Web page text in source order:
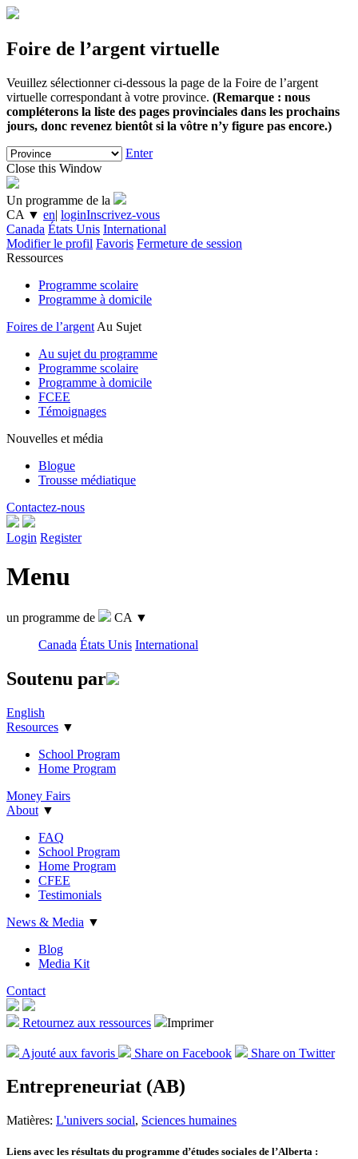
Foire de l’argent virtuelle
Veuillez sélectionner ci-dessous la page de la Foire de l’argent
virtuelle correspondant à votre province. (Remarque : nous
compléterons la liste des pages provinciales dans les prochains
jours, donc revenez bientôt si la vôtre n’y figure pas encore.)
Enter
Close this Window
Un programme de la
CA ▼ en| loginInscrivez-vous
Canada États Unis International
Modifier le profil Favoris Fermeture de session
Ressources
Programme scolaire
Programme à domicile
Foires de l’argent Au Sujet
Au sujet du programme
Programme scolaire
Programme à domicile
FCEE
Témoignages
Nouvelles et média
Blogue
Trousse médiatique
Contactez-nous
Login Register
Menu
un programme de CA ▼
Canada États Unis International
Soutenu par
English
Resources ▼
School Program
Home Program
Money Fairs
About ▼
FAQ
School Program
Home Program
CFEE
Testimonials
News & Media ▼
Blog
Media Kit
Contact
Retournez aux ressources Imprimer
Ajouté aux favoris Share on Facebook Share on Twitter
Entrepreneuriat (AB)
Matières: L'univers social, Sciences humaines
Liens avec les résultats du programme d’études sociales de l’Alberta :